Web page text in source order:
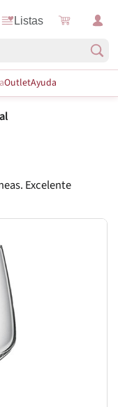
Listas
OutletAyuda
Excelente